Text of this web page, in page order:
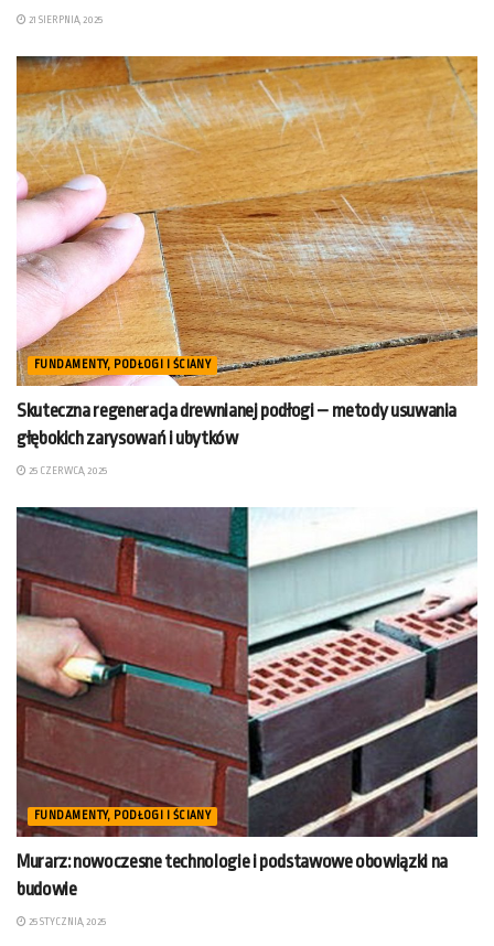
21 SIERPNIA, 2025
FUNDAMENTY, PODŁOGI I ŚCIANY
Skuteczna regeneracja drewnianej podłogi – metody usuwania
głębokich zarysowań i ubytków
25 CZERWCA, 2025
FUNDAMENTY, PODŁOGI I ŚCIANY
Murarz: nowoczesne technologie i podstawowe obowiązki na
budowie
25 STYCZNIA, 2025